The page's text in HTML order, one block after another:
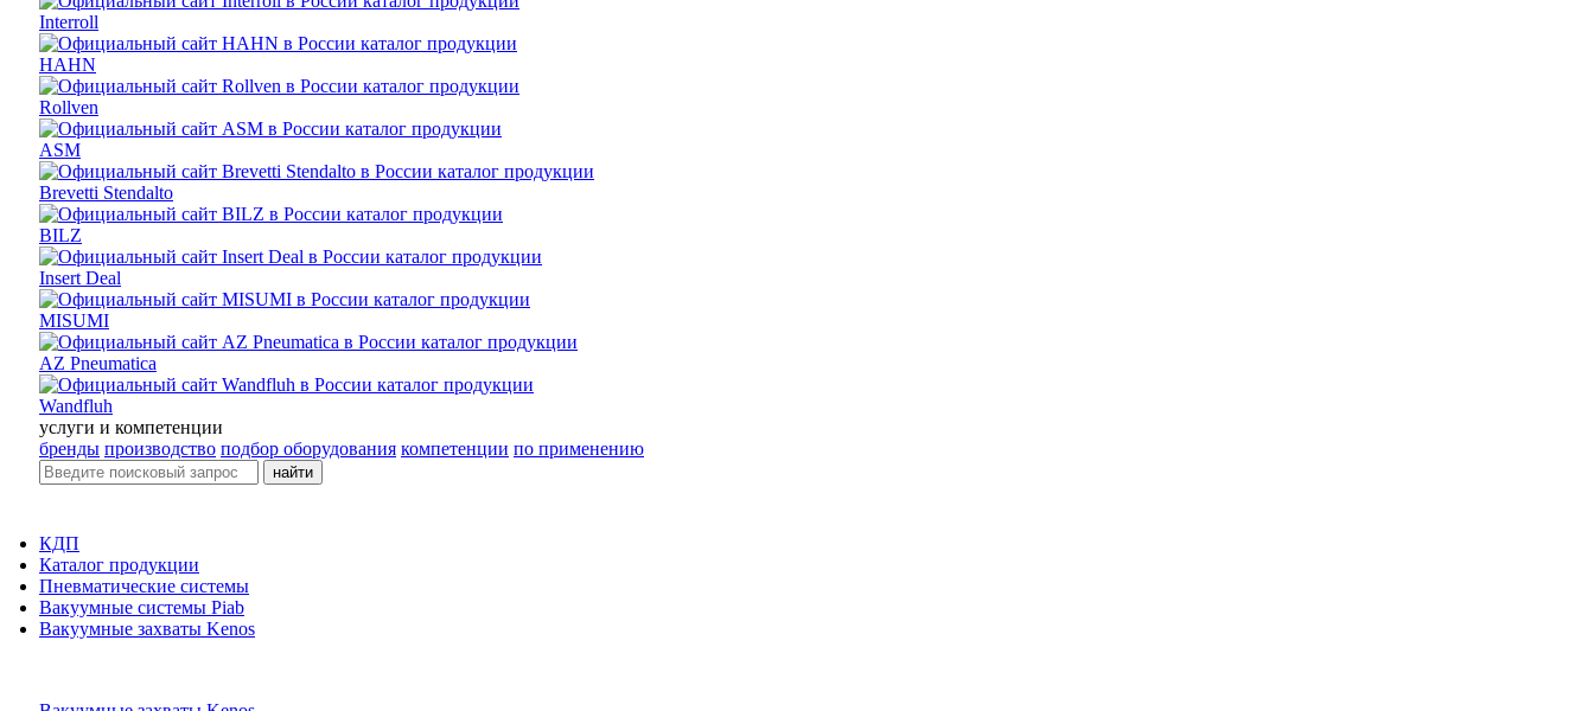
Interroll
HAHN
Rollven
ASM
Brevetti Stendalto
BILZ
Insert Deal
MISUMI
AZ Pneumatica
Wandfluh
услуги и компетенции
бренды производство подбор оборудования компетенции по применению
найти
КДП
Каталог продукции
Пневматические системы
Вакуумные системы Piab
Вакуумные захваты Kenos